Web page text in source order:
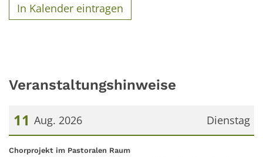
In Kalender eintragen
Veranstaltungshinweise
Dienstag
11 Aug. 2026
Datum: 11. August 2026
Chorprojekt im Pastoralen Raum: